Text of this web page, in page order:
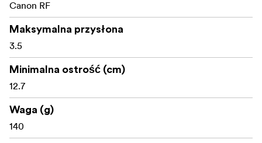
Typ ostrości: Ręczna regulacja ostrości
C (1,5x): 64°
Przesłony: Brak
Canon RF
Maksymalna przysłona
3.5
Minimalna ostrość (cm)
12.7
Waga (g)
140